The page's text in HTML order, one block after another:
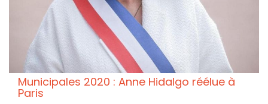
Municipales 2020 : Anne Hidalgo réélue à
Paris